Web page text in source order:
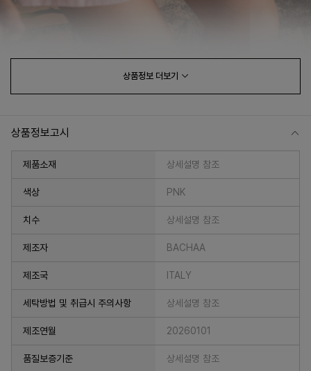
상품정보 더보기
상품정보고시
제품소재 상세설명 참조
색상 PNK
치수 상세설명 참조
제조자 BACHAA
제조국 ITALY
세탁방법 및 취급시 주의사항 상세설명 참조
제조연월 20260101
품질보증기준 상세설명 참조